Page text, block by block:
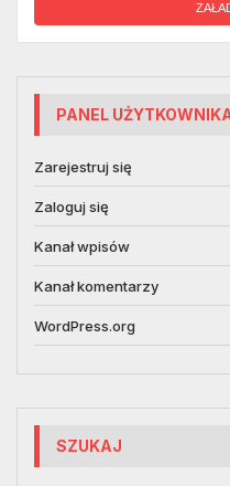
PANEL
Zarejestruj się
Zaloguj się
Kanał wpisów
Kanał komentarzy
WordPress.org
SZUKAJ